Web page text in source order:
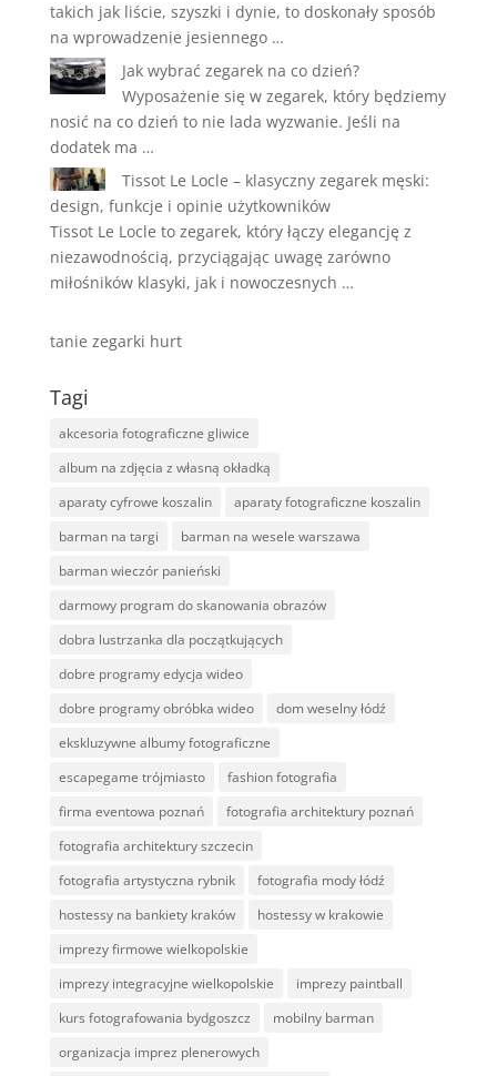
takich jak liście, szyszki i dynie, to doskonały sposób
na wprowadzenie jesiennego …
Jak wybrać zegarek na co dzień?
Wyposażenie się w zegarek, który będziemy
nosić na co dzień to nie lada wyzwanie. Jeśli na
dodatek ma …
Tissot Le Locle – klasyczny zegarek męski:
design, funkcje i opinie użytkowników
Tissot Le Locle to zegarek, który łączy elegancję z
niezawodnością, przyciągając uwagę zarówno
miłośników klasyki, jak i nowoczesnych …
tanie zegarki hurt
Tagi
akcesoria fotograficzne gliwice
album na zdjęcia z własną okładką
aparaty cyfrowe koszalin
aparaty fotograficzne koszalin
barman na targi
barman na wesele warszawa
barman wieczór panieński
darmowy program do skanowania obrazów
dobra lustrzanka dla początkujących
dobre programy edycja wideo
dobre programy obróbka wideo
dom weselny łódź
ekskluzywne albumy fotograficzne
escapegame trójmiasto
fashion fotografia
firma eventowa poznań
fotografia architektury poznań
fotografia architektury szczecin
fotografia artystyczna rybnik
fotografia mody łódź
hostessy na bankiety kraków
hostessy w krakowie
imprezy firmowe wielkopolskie
imprezy integracyjne wielkopolskie
imprezy paintball
kurs fotografowania bydgoszcz
mobilny barman
organizacja imprez plenerowych